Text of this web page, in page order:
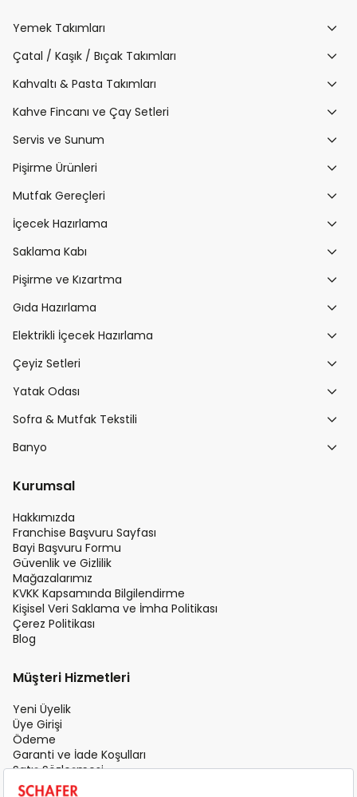
Yemek Takımları
Çatal / Kaşık / Bıçak Takımları
Kahvaltı & Pasta Takımları
Kahve Fincanı ve Çay Setleri
Servis ve Sunum
Pişirme Ürünleri
Mutfak Gereçleri
İçecek Hazırlama
Saklama Kabı
Pişirme ve Kızartma
Gıda Hazırlama
Elektrikli İçecek Hazırlama
Çeyiz Setleri
Yatak Odası
Sofra & Mutfak Tekstili
Banyo
Kurumsal
Hakkımızda
Franchise Başvuru Sayfası
Bayi Başvuru Formu
Güvenlik ve Gizlilik
Mağazalarımız
KVKK Kapsamında Bilgilendirme
Kişisel Veri Saklama ve İmha Politikası
Çerez Politikası
Blog
Müşteri Hizmetleri
Yeni Üyelik
Üye Girişi
Ödeme
Garanti ve İade Koşulları
Satış Sözleşmesi
Üyelik Sözleşmesi